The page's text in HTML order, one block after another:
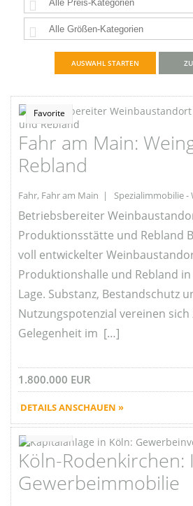
Favorite
Fahr am Main:
Rebland
Fahr, Fahr am Main | Spezialimmobilie -
Betriebsbereiter
Produktionsstätte und Rebland
voll entwickelter
Produktionshalle und Rebland
Lage. Substanz, Bestandschutz
Nutzungspotenzial vereinen
Gelegenheit im […]
1.800.000 EUR
DETAILS ANSCHAUEN »
Favorite
Köln-
Gewerbeimmobilie